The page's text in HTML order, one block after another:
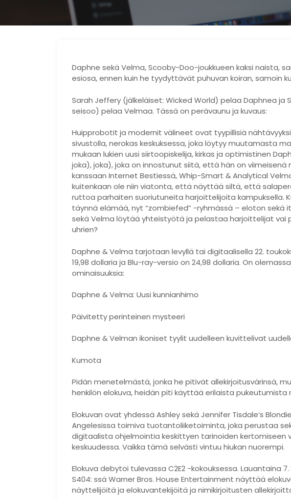
Daphne sekä Velma, Scooby-Doo-joukkueen kaksi naista,
esiosa, ennen kuin he tyydyttävät puhuvan koiran, samoin
Sarah Jeffery (jälkeläiset: Wicked World) pelaa Daphnea ja
seisoo) pelaa Velmaa. Tässä on perävaunu ja kuvaus:
Huipprobotit ja modernit välineet ovat tyypillisiä
sivustolla, nerokas keskuksessa, joka löytyy muutamasta
mukaan lukien uusi siirtoopiskelija, kirkas ja optimistinen
joka), joka), joka on innostunut siitä, että hän on
kanssaan Internet Bestiessä, Whip-Smart & Analytical
kuitenkaan ole niin viatonta, että näyttää siltä, ​​että
ruttoa parhaiten suoriutuneita harjoittelijoita kampuksella.
täynnä elämää, nyt “zombiefed” -ryhmässä – eloton sekä
sekä Velma löytää yhteistyötä ja pelastaa harjoittelijat vai
uhrien?
Daphne & Velma tarjotaan levyllä tai digitaalisella 22.
19,98 dollaria ja Blu-ray-versio on 24,98 dollaria. On
ominaisuuksia:
Daphne & Velma: Uusi kunnianhimo
Päivitetty perinteinen mysteeri
Daphne & Velman ikoniset tyylit uudelleen kuvittelivat
Kumota
Pidän menetelmästä, jonka he pitivät allekirjoitusvärinsä,
henkilön elokuva, heidän piti käyttää erilaista pukeutumista
Elokuvan ovat yhdessä Ashley sekä Jennifer Tisdale’s
Angelesissa toimiva tuotantoliiketoiminta, joka perustaa
digitaalista ohjelmointia keskittyen tarinoiden kertomiseen
keskuudessa. Vaikka tämä selvästi vintuu hiukan nuorempi.
Elokuva debytoi tulevassa C2E2 -kokouksessa. Lauantaina
S404: ssä Warner Bros. House Entertainment näyttää
näyttelijöitä ja elokuvantekijöitä ja nimikirjoitusten